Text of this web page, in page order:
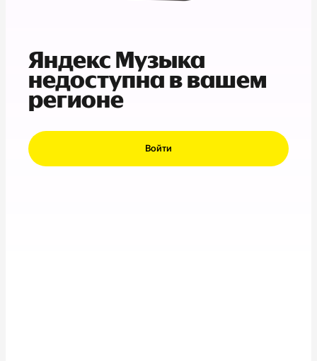
Яндекс Музыка
недоступна в вашем
регионе
Войти